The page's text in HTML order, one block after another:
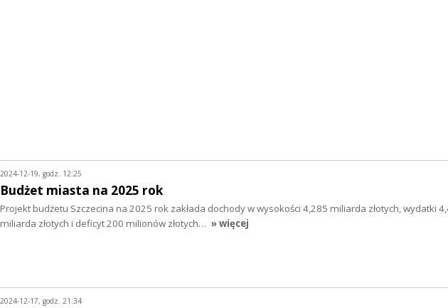
2024-12-19, godz. 12:25
Budżet miasta na 2025 rok
Projekt budżetu Szczecina na 2025 rok zakłada dochody w wysokości 4,285 miliarda złotych, wydatki
miliarda złotych i deficyt 200 milionów złotych… » więcej
2024-12-17, godz. 21:34